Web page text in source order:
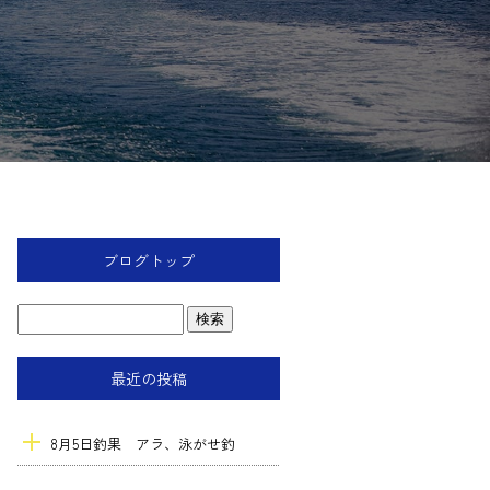
ブログトップ
最近の投稿
8月5日釣果 アラ、泳がせ釣